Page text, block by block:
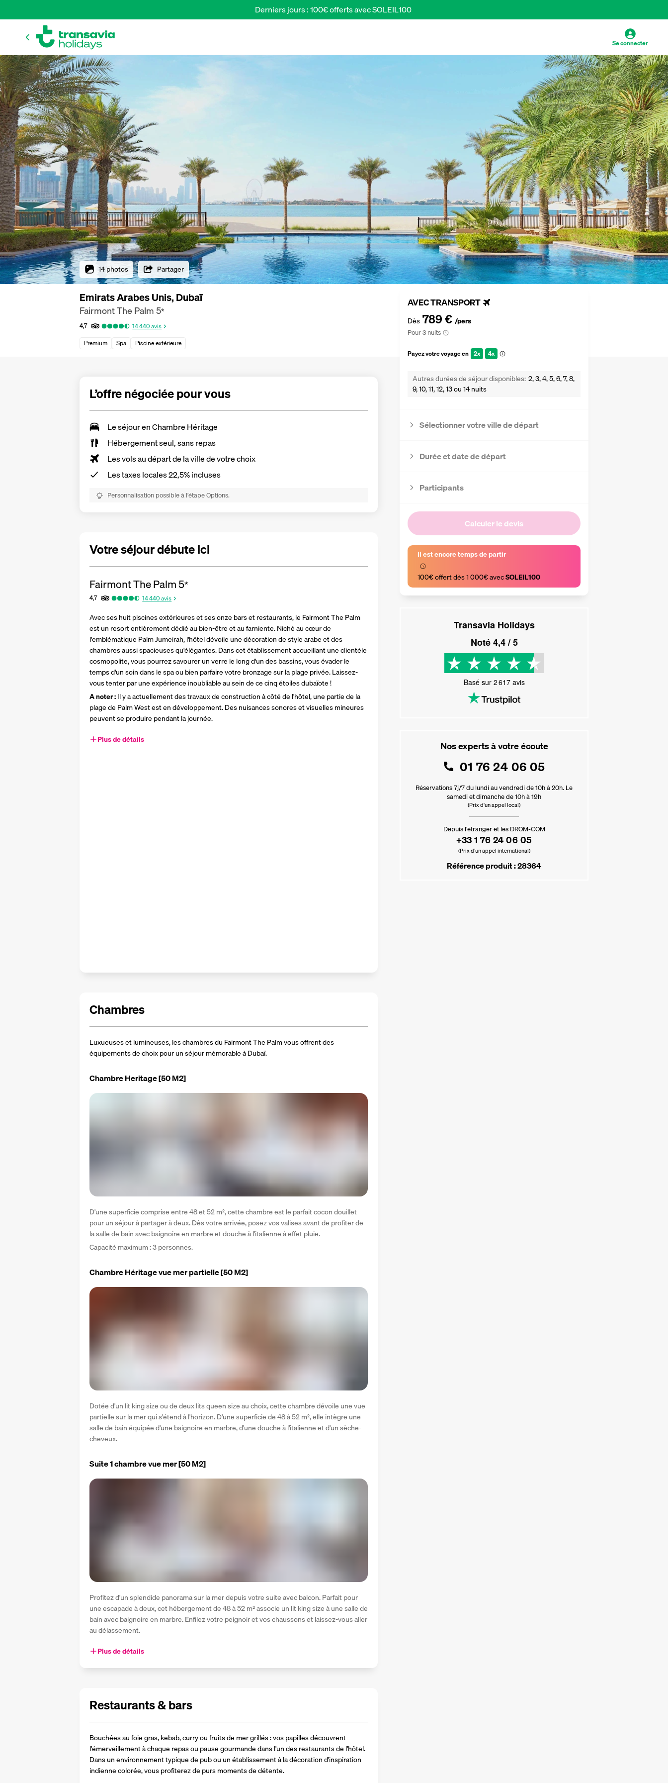
Derniers jours : 100€ offerts avec SOLEIL100
Se connecter
14 photos Partager
Emirats Arabes Unis, Dubaï
Fairmont The Palm5*
4,7 14 440avis
Premium
Spa Piscine extérieure
AVEC TRANSPORT
Dès 789 € /pers
Pour 3 nuits
Payez votre voyage en 2x 4x
Autres durées de séjour disponibles 2, 3, 4, 5, 6, 7, 8,
9, 10, 11, 12, 13 ou 14 nuits
Sélectionner votre ville de départ
Durée et date de départ
Participants
Calculer le devis
Il est encore temps de partir
100€ offert dès 1 000€ avec SOLEIL100
Transavia Holidays
Noté4,4/ 5
Basé sur 2 617avis
Nos experts à votre écoute
01 76 24 06 05
Réservations 7j/7 du lundi au vendredi de 10h à 20h. Le
samedi et dimanche de 10h à 19h
(Prix d'un appel local)
Depuis l’étranger et les DROM-COM
+33 1 76 24 06 05
(Prix d’un appel international)
Référence produit : 28364
L’offre négociée pour vous
Le séjour en Chambre Héritage
Hébergement seul, sans repas
Les vols au départ de la ville de votre choix
Lestaxes locales 22,5%incluses
Personnalisation possible à l’étape Options.
Votre séjour débute ici
Fairmont The Palm5*
4,7 14 440avis
Avec ses huit piscines extérieures et ses onze bars et restaurants, le Fairmont The Palm
est un resort entièrement dédié au bien-être et au farniente. Niché au cœur de
l'emblématique Palm Jumeirah, l'hôtel dévoile une décoration de style arabe et des
chambres aussi spacieuses qu'élégantes. Dans cet établissement accueillant une clientèle
cosmopolite, vous pourrez savourer un verre le long d'un des bassins, vous évader le
temps d'un soin dans le spa ou bien parfaire votre bronzage sur la plage privée. Laissez-
vous tenter par une expérience inoubliable au sein de ce cinq étoiles dubaïote !
A noter : Il y a actuellement des travaux de construction à côté de l'hôtel, une partie de la
plage de Palm West est en développement. Des nuisances sonores et visuelles mineures
peuvent se produire pendant la journée.
Plus de détails
Chambres
Luxueuses et lumineuses, les chambres du Fairmont The Palm vous offrent des
équipements de choix pour un séjour mémorable à Dubaï.
Chambre Heritage[50 M2]
D'une superficie comprise entre 48 et 52 m², cette chambre est le parfait cocon douillet
pour un séjour à partager à deux. Dès votre arrivée, posez vos valises avant de profiter de
la salle de bain avec baignoire en marbre et douche à l'italienne à effet pluie.
Capacité maximum : 3 personnes.
Chambre Héritage vue mer partielle[50 M2]
Dotée d'un lit king size ou de deux lits queen size au choix, cette chambre dévoile une vue
partielle sur la mer qui s'étend à l'horizon. D'une superficie de 48 à 52 m², elle intègre une
salle de bain équipée d'une baignoire en marbre, d'une douche à l'italienne et d'un sèche-
cheveux.
Suite 1 chambre vue mer[50 M2]
Profitez d'un splendide panorama sur la mer depuis votre suite avec balcon. Parfait pour
une escapade à deux, cet hébergement de 48 à 52 m² associe un lit king size à une salle de
bain avec baignoire en marbre. Enfilez votre peignoir et vos chaussons et laissez-vous aller
au délassement.
Plus de détails
Restaurants & bars
Bouchées au foie gras, kebab, curry ou fruits de mer grillés : vos papilles découvrent
l'émerveillement à chaque repas ou pause gourmande dans l'un des restaurants de l'hôtel.
Dans un environnement typique de pub ou un établissement à la décoration d'inspiration
indienne colorée, vous profiterez de purs moments de détente.